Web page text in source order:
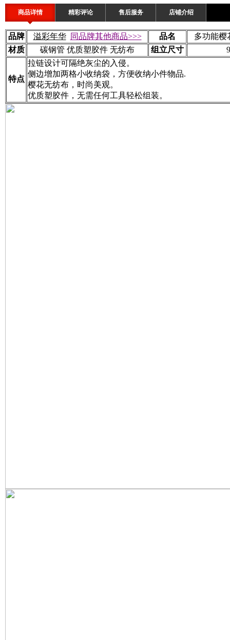
商品详情 精彩评论 售后服务 店铺介绍
品牌 溢彩年华 同品牌其他商品>>> 品名
多功能樱
材质
碳钢管 优质塑胶件 无纺布 组立尺寸
特点
拉链设计可隔绝灰尘的入侵。
侧边增加两格小收纳袋，方便收纳小件物品.
樱花无纺布，时尚美观。
优质塑胶件，无需任何工具轻松组装。